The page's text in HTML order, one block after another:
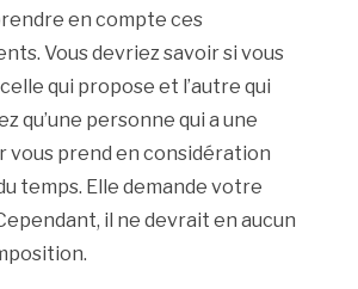
en compte ces
Vous devriez savoir si vous
qui propose et l’autre qui
qu’une personne qui a une
vous prend en considération
temps. Elle demande votre
il ne devrait en aucun